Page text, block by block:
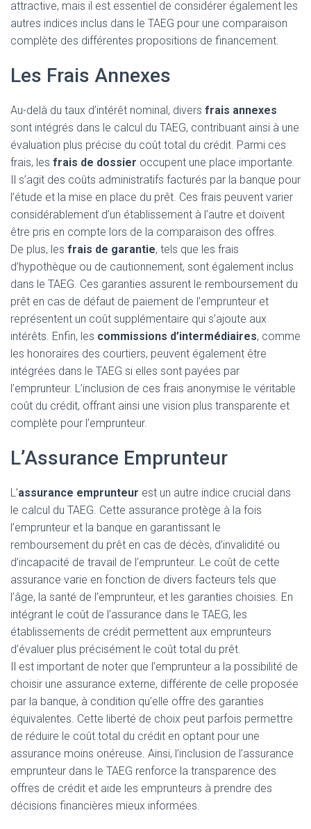
attractive, mais il est essentiel de considérer également les
autres indices inclus dans le TAEG pour une comparaison
complète des différentes propositions de financement.
Les Frais Annexes
Au-delà du taux d’intérêt nominal, divers frais annexes
sont intégrés dans le calcul du TAEG, contribuant ainsi à une
évaluation plus précise du coût total du crédit. Parmi ces
frais, les frais de dossier occupent une place importante.
Il s’agit des coûts administratifs facturés par la banque pour
l’étude et la mise en place du prêt. Ces frais peuvent varier
considérablement d’un établissement à l’autre et doivent
être pris en compte lors de la comparaison des offres.
De plus, les frais de garantie, tels que les frais
d’hypothèque ou de cautionnement, sont également inclus
dans le TAEG. Ces garanties assurent le remboursement du
prêt en cas de défaut de paiement de l’emprunteur et
représentent un coût supplémentaire qui s’ajoute aux
intérêts. Enfin, les commissions d’intermédiaires, comme
les honoraires des courtiers, peuvent également être
intégrées dans le TAEG si elles sont payées par
l’emprunteur. L’inclusion de ces frais anonymise le véritable
coût du crédit, offrant ainsi une vision plus transparente et
complète pour l’emprunteur.
L’Assurance Emprunteur
L’assurance emprunteur est un autre indice crucial dans
le calcul du TAEG. Cette assurance protège à la fois
l’emprunteur et la banque en garantissant le
remboursement du prêt en cas de décès, d’invalidité ou
d’incapacité de travail de l’emprunteur. Le coût de cette
assurance varie en fonction de divers facteurs tels que
l’âge, la santé de l’emprunteur, et les garanties choisies. En
intégrant le coût de l’assurance dans le TAEG, les
établissements de crédit permettent aux emprunteurs
d’évaluer plus précisément le coût total du prêt.
Il est important de noter que l’emprunteur a la possibilité de
choisir une assurance externe, différente de celle proposée
par la banque, à condition qu’elle offre des garanties
équivalentes. Cette liberté de choix peut parfois permettre
de réduire le coût total du crédit en optant pour une
assurance moins onéreuse. Ainsi, l’inclusion de l’assurance
emprunteur dans le TAEG renforce la transparence des
offres de crédit et aide les emprunteurs à prendre des
décisions financières mieux informées.